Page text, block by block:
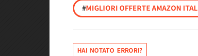
#MIGLIORI OFFERTE AMAZON
HAI NOTATO ERRORI?